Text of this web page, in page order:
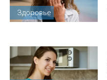
Здоровье